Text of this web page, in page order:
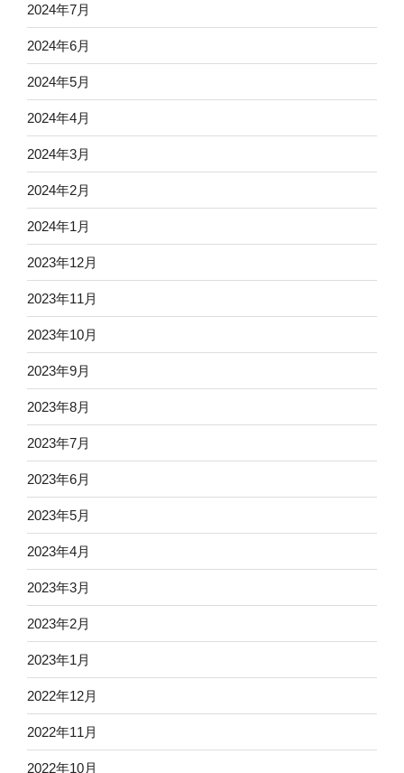
2024年7月
2024年6月
2024年5月
2024年4月
2024年3月
2024年2月
2024年1月
2023年12月
2023年11月
2023年10月
2023年9月
2023年8月
2023年7月
2023年6月
2023年5月
2023年4月
2023年3月
2023年2月
2023年1月
2022年12月
2022年11月
2022年10月